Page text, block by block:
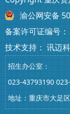
渝公网安备
备案许可证编号：
技术支持： 讯迈
招生办公室：
023-43793190
地址：重庆市大足